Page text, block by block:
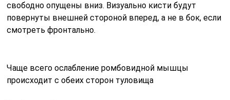
свободно опущены вниз. Визуально кисти будут
повернуты внешней стороной вперед, а не в бок, если
смотреть фронтально.
Чаще всего ослабление ромбовидной мышцы
происходит с обеих сторон туловища